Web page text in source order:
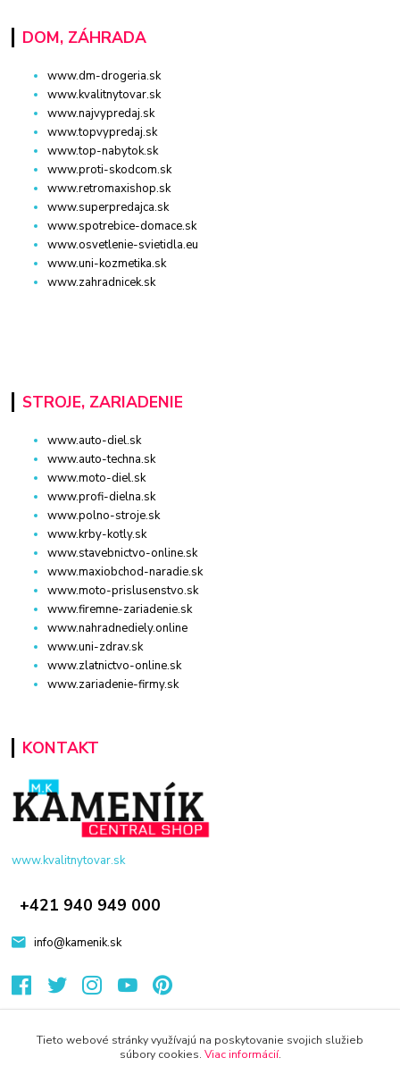
DOM, ZÁHRADA
www.dm-drogeria.sk
www.kvalitnytovar.sk
www.najvypredaj.sk
www.topvypredaj.sk
www.top-nabytok.sk
www.proti-skodcom.sk
www.retromaxishop.sk
www.superpredajca.sk
www.spotrebice-domace.sk
www.osvetlenie-svietidla.eu
www.uni-kozmetika.sk
www.zahradnicek.sk
STROJE, ZARIADENIE
www.auto-diel.sk
www.auto-techna.sk
www.moto-diel.sk
www.profi-dielna.sk
www.polno-stroje.sk
www.krby-kotly.sk
www.stavebnictvo-online.sk
www.maxiobchod-naradie.sk
www.moto-prislusenstvo.sk
www.firemne-zariadenie.sk
www.nahradnediely.online
www.uni-zdrav.sk
www.zlatnictvo-online.sk
www.zariadenie-firmy.sk
KONTAKT
www.kvalitnytovar.sk
+421 940 949 000
info@kamenik.sk
Tieto webové stránky využívajú na poskytovanie svojich služieb
súbory cookies. Viac informácií.